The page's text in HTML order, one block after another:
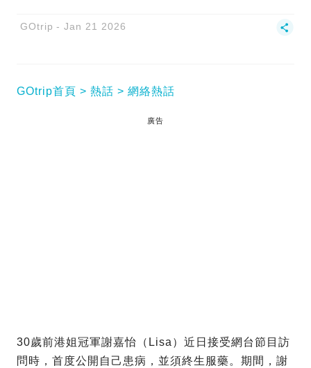
GOtrip Jan 21 2026
GOtrip首頁 熱話 網絡熱話
廣告
30歲前港姐冠軍謝嘉怡（Lisa）近日接受網台節目訪
問時，首度公開自己患病，並須終生服藥。期間，謝